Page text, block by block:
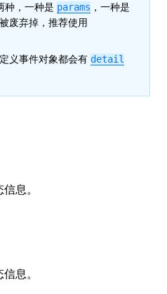
种，一种是 params ，一种是
废弃掉，推荐使用
义事件对象都会有 detail
息。
息。